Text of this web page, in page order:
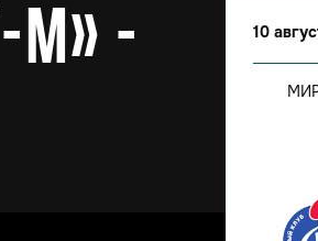
10
М» -